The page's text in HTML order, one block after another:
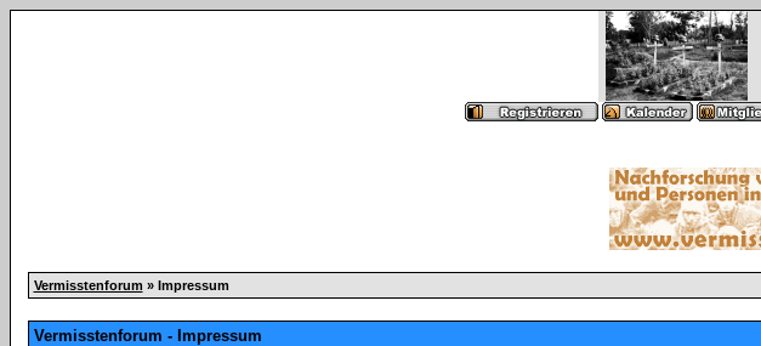
Vermisstenforum » Impressum
Vermisstenforum - Impressum